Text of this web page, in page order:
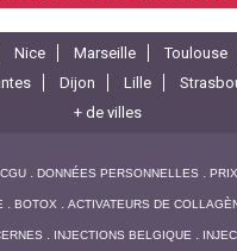
Nice Marseille Toulouse
Dijon Lille
+ de villes
CGU DONNÉES PERSONNELLES
BOTOX ACTIVATEURS DE
INJECTIONS BELGIQUE